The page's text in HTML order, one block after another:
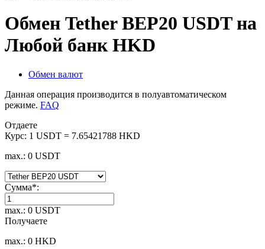
Обмен Tether BEP20 USDT на
Любой банк HKD
Обмен валют
Данная операция производится в полуавтоматическом
режиме. FAQ
Отдаете
Курс: 1 USDT = 7.65421788 HKD
max.: 0 USDT
Сумма*:
max.: 0 USDT
Получаете
max.: 0 HKD